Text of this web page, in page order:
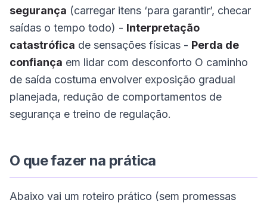
segurança (carregar itens ‘para garantir’, checar
saídas o tempo todo) - Interpretação
catastrófica de sensações físicas - Perda de
confiança em lidar com desconforto O caminho
de saída costuma envolver exposição gradual
planejada, redução de comportamentos de
segurança e treino de regulação.
O que fazer na prática
Abaixo vai um roteiro prático (sem promessas